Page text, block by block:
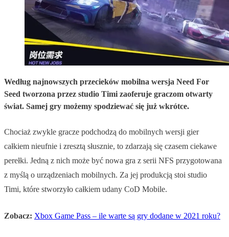
Według najnowszych przecieków mobilna wersja Need For
Seed tworzona przez studio Timi zaoferuje graczom otwarty
świat. Samej gry możemy spodziewać się już wkrótce.
Chociaż zwykle gracze podchodzą do mobilnych wersji gier
całkiem nieufnie i zresztą słusznie, to zdarzają się czasem ciekawe
perełki. Jedną z nich może być nowa gra z serii NFS przygotowana
z myślą o urządzeniach mobilnych. Za jej produkcją stoi studio
Timi, które stworzyło całkiem udany CoD Mobile.
Zobacz: Xbox Game Pass – ile warte są gry dodane w 2021 roku?